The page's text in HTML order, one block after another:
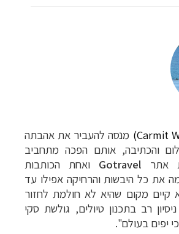
מנסה להעביר את אהבתה
והכתיבה, אותם הפכה מתחביב
אתר Gotravel
ואחת הכותבות
את כל היבשות והרחיקה אפילו עד
קיים מקום שהיא לא חולמת לחזור
רב בתכנון טיולים, גולשת סקי
יפים בעולם".